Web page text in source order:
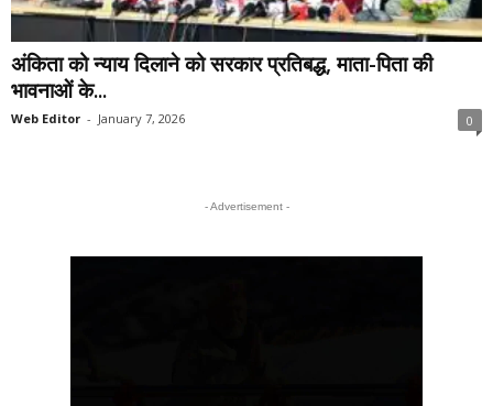
अंकिता को न्याय दिलाने को सरकार प्रतिबद्ध, माता-पिता की
भावनाओं के...
Web Editor - January 7, 2026 0
- Advertisement -